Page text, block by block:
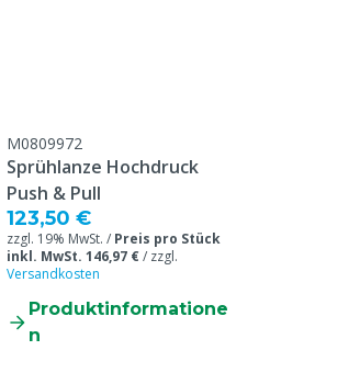
M0809972
Sprühlanze Hochdruck
Push & Pull
123,50 €
zzgl. 19% MwSt. / Preis pro Stück
inkl. MwSt. 146,97 €/ zzgl.
Versandkosten
Produktinformatione
n